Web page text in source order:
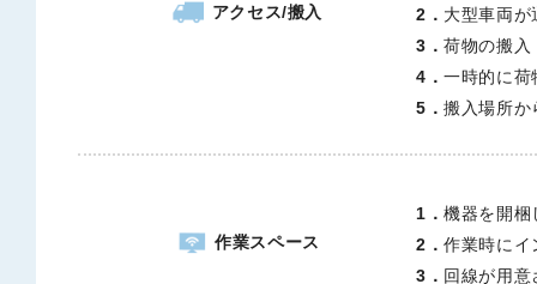
アクセス/搬入
2． 大型車両が
3．荷物の搬入
4．一時的に荷
5．搬入場所か
作業スペース
1．機器を開梱
2．作業時にイ
3． 回線が用意